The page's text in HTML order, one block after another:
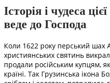
Історія і чудеса
веде до Господа
Коли 1622 року перський шах
християнських святинь
продали російським купцям,
країні. Так Грузинська ікона